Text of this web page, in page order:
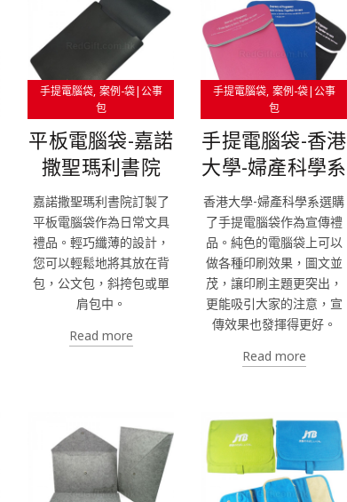
手提電腦袋 案例-袋|公事
包
平板電腦袋-嘉諾
撒聖瑪利書院
嘉諾撒聖瑪利書院訂製了
平板電腦袋作為日常文具
禮品。輕巧纖薄的設計，
您可以輕鬆地將其放在背
包，公文包，斜挎包或單
肩包中。
Read more
手提電腦袋 案例-袋|公事
包
手提電腦袋-香港
大學-婦產科學系
香港大學-婦產科學系選購
了手提電腦袋作為宣傳禮
品。純色的電腦袋上可以
做各種印刷效果，圖文並
茂，讓印刷主題更突出，
更能吸引大家的注意，宣
傳效果也發揮得更好。
Read more